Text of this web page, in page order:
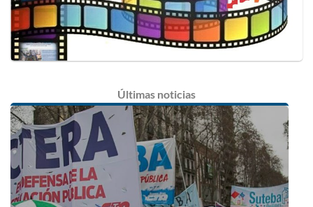
Últimas noticias